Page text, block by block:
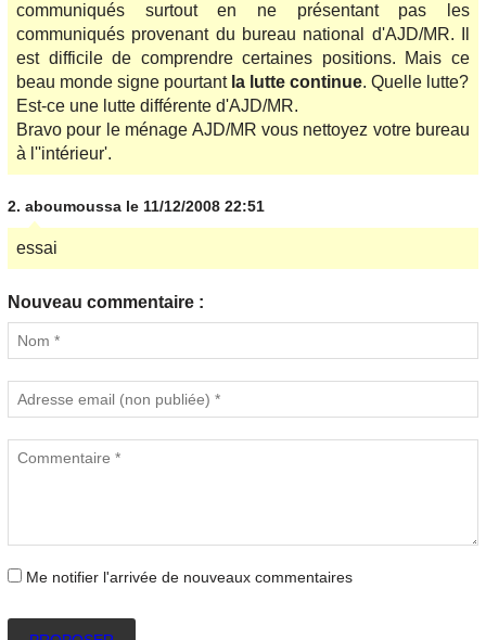
communiqués surtout en ne présentant pas les
communiqués provenant du bureau national d'AJD/MR. Il
est difficile de comprendre certaines positions. Mais ce
beau monde signe pourtant la lutte continue. Quelle lutte?
Est-ce une lutte différente d'AJD/MR.
Bravo pour le ménage AJD/MR vous nettoyez votre bureau
à l''intérieur'.
2. aboumoussa le 11/12/2008 22:51
essai
Nouveau commentaire :
Me notifier l'arrivée de nouveaux commentaires